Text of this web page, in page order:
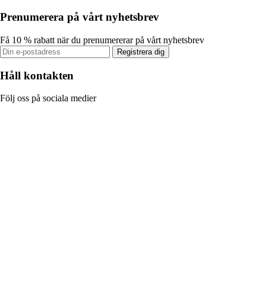
Prenumerera på vårt nyhetsbrev
Få 10 % rabatt när du prenumererar på vårt nyhetsbrev
Registrera dig
Håll kontakten
Följ oss på sociala medier